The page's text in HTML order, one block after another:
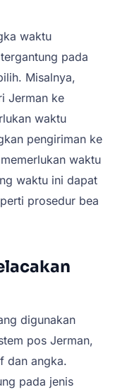
waktu
pada
Misalnya,
Jerman ke
waktu
pengiriman ke
waktu
waktu ini dapat
prosedur bea
digunakan
pos Jerman,
dan angka.
pada jenis